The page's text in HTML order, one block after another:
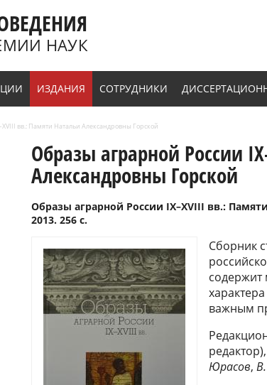
НАУК
ИЗДАНИЯ СОТРУДНИКИ
вв.: Памяти Натальи Александровны Горской
Образы аграрной России
Александровны Горской
Образы аграрной России IX–XVIII вв.:
2013. 256 с.
Сборник
содержит
важным
Юрасов,